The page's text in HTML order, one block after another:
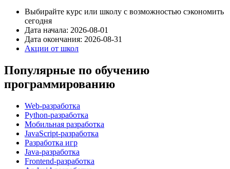
Выбирайте курс или школу с возможностью сэкономить
сегодня
Дата начала: 2026-08-01
Дата окончания: 2026-08-31
Акции от школ
Популярные по обучению
программированию
Web-разработка
Python-разработка
Мобильная разработка
JavaScript-разработка
Разработка игр
Java-разработка
Frontend-разработка